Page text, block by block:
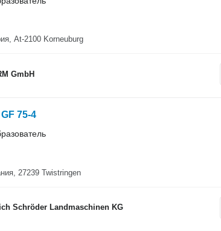
At-2100 Korneuburg
GmbH
75-4
27239 Twistringen
Schröder Landmaschinen KG